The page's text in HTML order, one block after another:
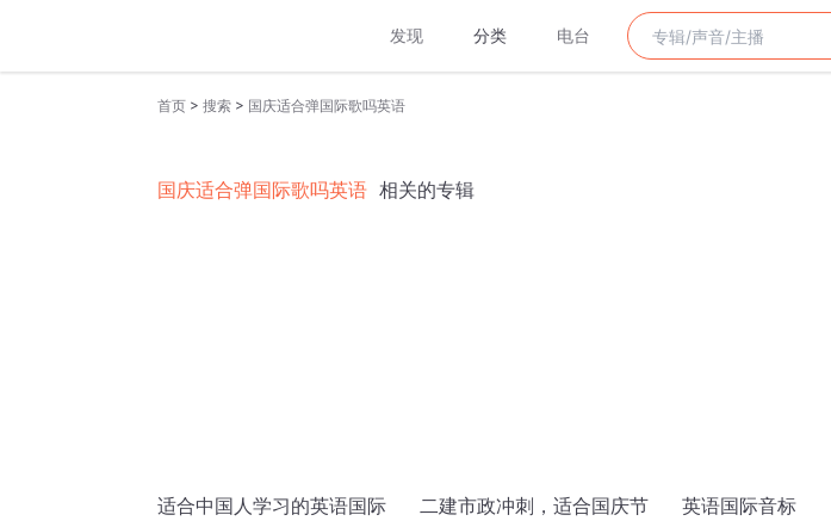
发现 分类 电台
首页 > 搜索 > 国庆适合弹国际歌吗英语
国庆适合弹国际歌吗英语 相关的专辑
适合中国人学习的英语国际
二建市政冲刺，适合国庆节
英语国际音标